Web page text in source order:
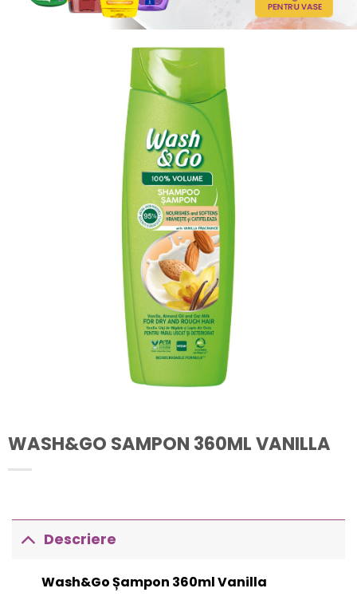
WASH&GO SAMPON 360ML VANILLA
Descriere
Wash&Go Șampon 360ml Vanilla